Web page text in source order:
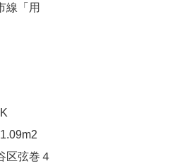
線「用
2
区弦巻４